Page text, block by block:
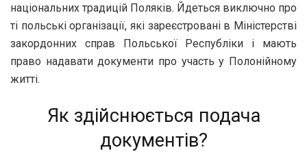
національних традицій Поляків. Йдеться виключно про
ті польські організації, які зареєстровані в Міністерстві
закордонних справ Польської Республіки і мають
право надавати документи про участь у Полонійному
житті.
Як здійснюється подача
документів?